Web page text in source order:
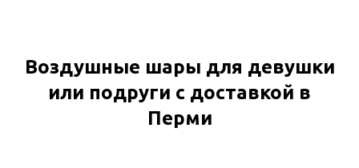
Воздушные шары для девушки
или подруги с доставкой в
Перми